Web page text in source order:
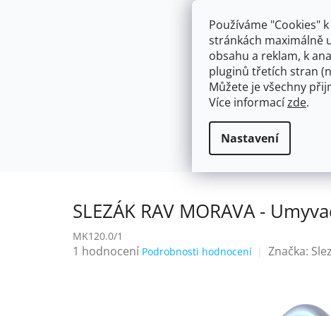
Používáme "Cookies"
stránkách maximálně
obsahu a reklam, k
pluginů třetích stran
Můžete je všechny
Více informacízde.
Nastavení
NÁSTĚNNÉ 150/100MM SE SPRCHOU
SLEZÁK RAV MORAVA -
SLEZÁK RAV MORAVA -
MK120.0/1
Průměrné
1 hodnocení Podrobnosti hodnocení Značka: